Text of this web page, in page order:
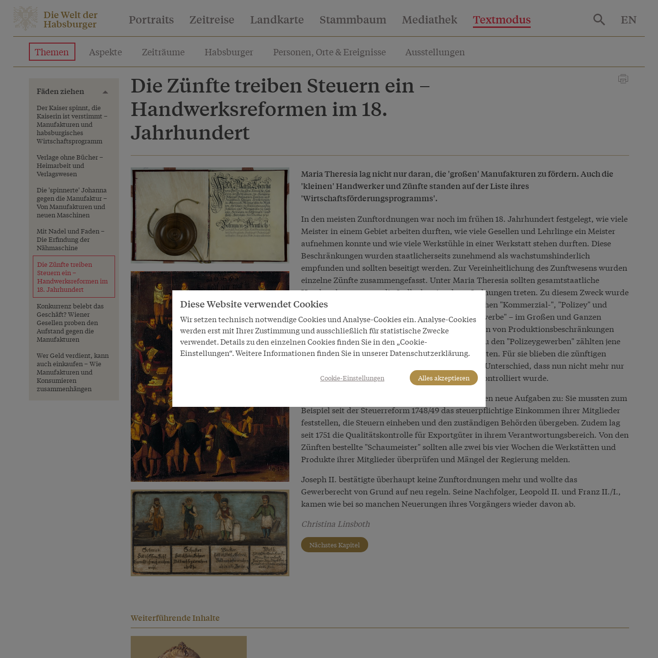
Die Welt der
Habsburger Portraits Zeitreise Landkarte Stammbaum Mediathek Textmodus EN
Themen Aspekte Zeiträume Habsburger Personen, Orte & Ereignisse Ausstellungen
Fäden ziehen
Toggle menu
Der Kaiser spinnt, die
Kaiserin ist verstimmt –
Manufakturen und
habsburgisches
Wirtschaftsprogramm
Verlage ohne Bücher –
Heimarbeit und
Verlagswesen
Die 'spinnerte' Johanna
gegen die Manufaktur –
Von Manufakturen und
neuen Maschinen
Mit Nadel und Faden –
Die Erfindung der
Nähmaschine
Die Zünfte treiben
Steuern ein –
Handwerksreformen im
18. Jahrhundert
Konkurrenz belebt das
Geschäft? Wiener
Gesellen proben den
Aufstand gegen die
Manufakturen
Wer Geld verdient, kann
auch einkaufen – Wie
Manufakturen und
Konsumieren
zusammenhängen
Die Zünfte treiben Steuern ein –
Handwerksreformen im 18.
Jahrhundert
Maria Theresia lag nicht nur daran, die 'großen' Manufakturen zu fördern. Auch die
'kleinen' Handwerker und Zünfte standen auf der Liste ihres
'Wirtschaftsförderungsprogramms'.
In den meisten Zunftordnungen war noch im frühen 18. Jahrhundert festgelegt, wie viele
Meister in einem Gebiet arbeiten durften, wie viele Gesellen und Lehrlinge ein Meister
aufnehmen konnte und wie viele Werkstühle in einer Werkstatt stehen durften. Diese
Beschränkungen wurden staatlicherseits zunehmend als wachstumshinderlich
empfunden und sollten beseitigt werden. Zur Vereinheitlichung des Zunftwesens wurden
einzelne Zünfte zusammengefasst. Unter Maria Theresia sollten gesamtstaatliche
Handwerksgesetze an die Stelle der einzelnen Ordnungen treten. Zu diesem Zweck wurde
1753/54 eine Handwerksreform erlassen, die zwischen "Kommerzial-", "Polizey" und
freien Gewerben unterschied. Die "Kommerzialgewerbe" – im Großen und Ganzen
Textilhandwerk und Exportgewerbe – waren fortan von Produktionsbeschränkungen
befreit und der staatlichen Kontrolle unterstellt. Zu den "Polizeygewerben" zählten jene
Handwerke, die für einen lokalen Markt produzierten. Für sie blieben die zünftigen
Beschränkungen größtenteils bestehen – mit dem Unterschied, dass nun nicht mehr nur
durch die Zünfte, sondern die lokalen Behörden kontrolliert wurde.
Im Zuge der Handwerksreformen fielen den Zünften neue Aufgaben zu: Sie mussten zum
Beispiel seit der Steuerreform 1748/49 das steuerpflichtige Einkommen ihrer Mitglieder
feststellen, die Steuern einheben und den zuständigen Behörden übergeben. Zudem lag
seit 1751 die Qualitätskontrolle für Exportgüter in ihrem Verantwortungsbereich. Von den
Zünften bestellte "Schaumeister" sollten alle zwei bis vier Wochen die Werkstätten und
Produkte ihrer Mitglieder überprüfen und Mängel der Regierung melden.
Joseph II. bestätigte überhaupt keine Zunftordnungen mehr und wollte das
Gewerberecht von Grund auf neu regeln. Seine Nachfolger, Leopold II. und Franz II./I.,
kamen wie bei so manchen Neuerungen ihres Vorgängers wieder davon ab.
Christina Linsboth
Nächstes Kapitel
Weiterführende Inhalte
Diese Website verwendet Cookies
Wir setzen technisch notwendige Cookies und Analyse-Cookies ein. Analyse-Cookies
werden erst mit Ihrer Zustimmung und ausschließlich für statistische Zwecke
verwendet. Details zu den einzelnen Cookies finden Sie in den „Cookie-
Einstellungen“. Weitere Informationen finden Sie in unserer Datenschutzerklärung.
Cookie-Einstellungen Alles akzeptieren